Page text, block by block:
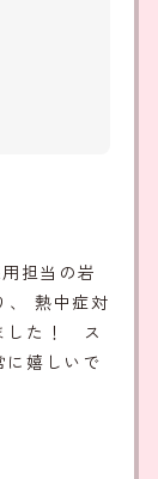
担当の岩
熱中症対
した！ ス
に嬉しいで